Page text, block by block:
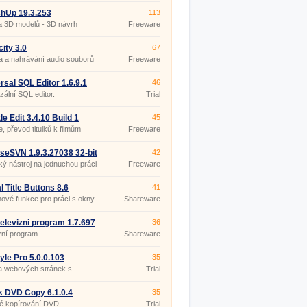
19.3.253
3D modelů - 3D návrh
113
Freeware
3.0
a nahrávání audio souborů
67
Freeware
SQL Editor 1.6.9.1
SQL editor.
46
Trial
Edit 3.4.10 Build 1
převod titulků k filmům
45
Freeware
1.9.3.27038 32-bit
nástroj na jednuchou práci
42
Freeware
Title Buttons 8.6
funkce pro práci s okny.
41
Shareware
program 1.7.697
program.
36
Shareware
Pro 5.0.0.103
webových stránek s
CSS a XHTML.
35
Trial
DVD Copy 6.1.0.4
kopírování DVD.
35
Trial